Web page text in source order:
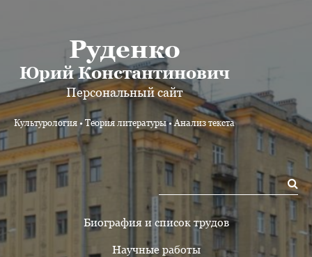
Руденко
Юрий Константинович
Персональный сайт
Культурология • Теория литературы • Анализ текста
Биография и список трудов
Научные работы